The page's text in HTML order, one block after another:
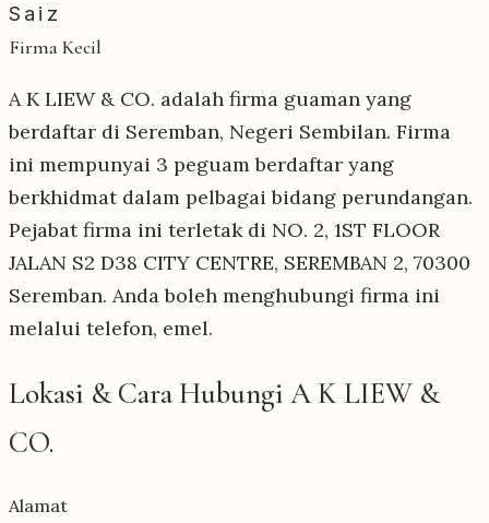
Saiz
Firma Kecil
A K LIEW & CO. adalah firma guaman yang
berdaftar di Seremban, Negeri Sembilan. Firma
ini mempunyai 3 peguam berdaftar yang
berkhidmat dalam pelbagai bidang perundangan.
Pejabat firma ini terletak di NO. 2, 1ST FLOOR
JALAN S2 D38 CITY CENTRE, SEREMBAN 2, 70300
Seremban. Anda boleh menghubungi firma ini
melalui telefon, emel.
Lokasi & Cara Hubungi A K LIEW &
CO.
Alamat